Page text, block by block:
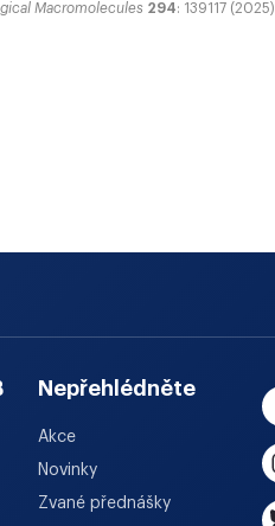
Macromolecules 294: 139117 (2025)
Nepřehlédněte
Akce
Novinky
Zvané přednášky